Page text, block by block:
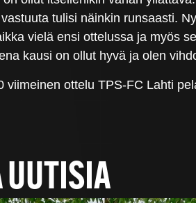
tulisi näinkin runsaasti.
vielä ensi ottelussa ja myös
kausi on ollut hyvä ja olen
viimeinen ottelu TPS-FC Lahti
UUTISIA